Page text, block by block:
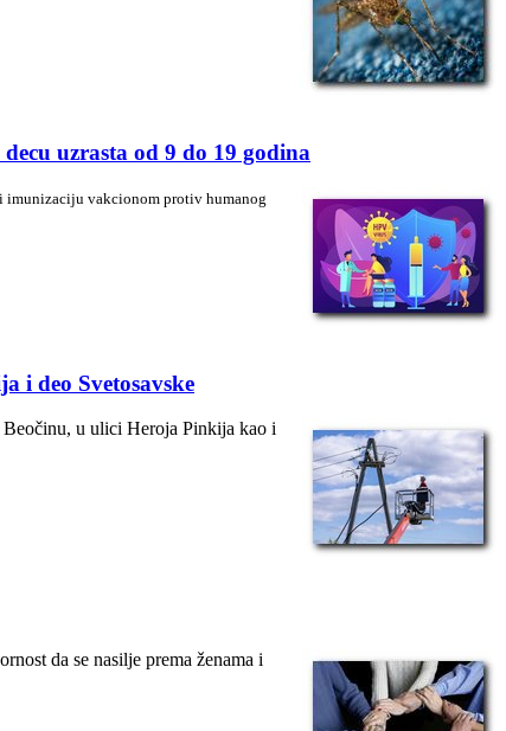
uzrasta od 9 do 19 godina
imunizaciju vakcionom protiv humanog
i deo Svetosavske
Beočinu, u ulici Heroja Pinkija kao i
da se nasilje prema ženama i